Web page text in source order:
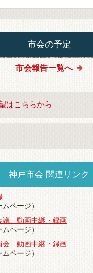
市会の予定
市会報告一覧へ
はこちらから
神戸市会 関連リンク
ムページ）
動画中継・録画
ページ）
動画中継・録画
ページ）